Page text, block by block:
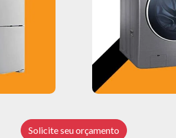
Solicite seu orçamento